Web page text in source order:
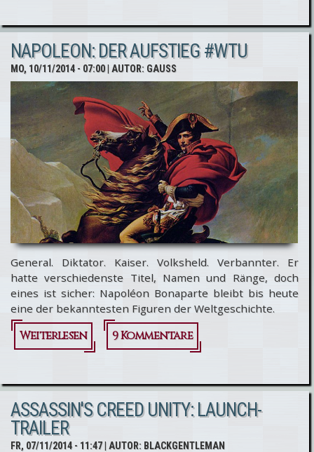
Creed
Unity:
Infos
zum
Day-
One-
Patch
NAPOLEON: DER AUFSTIEG #WTU
MO, 10/11/2014 - 07:00| AUTOR: GAUSS
General. Diktator. Kaiser. Volksheld. Verbannter. Er
hatte verschiedenste Titel, Namen und Ränge, doch
eines ist sicher: Napoléon Bonaparte bleibt bis heute
eine der bekanntesten Figuren der Weltgeschichte.
Weiterlesen
über
Der
Aufstieg
9 Kommentare
ASSASSIN'S CREED UNITY: LAUNCH-
TRAILER
FR, 07/11/2014 - 11:47| AUTOR: BLACKGENTLEMAN